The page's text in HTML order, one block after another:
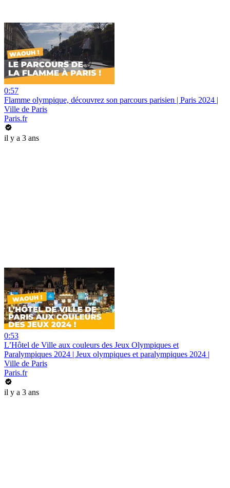
0:57
Flamme olympique, découvrez son parcours parisien | Paris 2024 |
Ville de Paris
Paris.fr
il y a 3 ans
0:53
L’Hôtel de Ville aux couleurs des Jeux Olympiques et
Paralympiques 2024 | Jeux olympiques et paralympiques 2024 |
Ville de Paris
Paris.fr
il y a 3 ans